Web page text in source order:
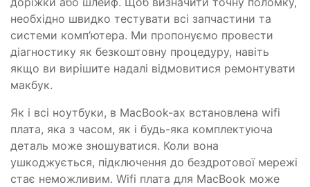
необхідно швидко тестувати всі запчастини та
системи комп’ютера. Ми пропонуємо провести
діагностику як безкоштовну процедуру, навіть
якщо ви вирішите надалі відмовитися ремонтувати
макбук.
Як і всі ноутбуки, в MacBook-ах встановлена ​​wifi
плата, яка з часом, як і будь-яка комплектуюча
деталь може зношуватися. Коли вона
ушкоджується, підключення до бездротової мережі
стає неможливим. Wifi плата для MacBook може